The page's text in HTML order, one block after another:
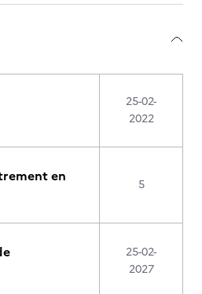
25-02-
2022
en
5
25-02-
2027